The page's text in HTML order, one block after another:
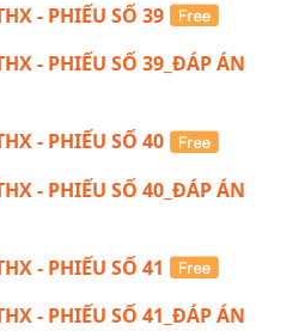
- PHIẾU SỐ 39
- PHIẾU SỐ 39_ĐÁP ÁN
- PHIẾU SỐ 40
- PHIẾU SỐ 40_ĐÁP ÁN
- PHIẾU SỐ 41
- PHIẾU SỐ 41_ĐÁP ÁN